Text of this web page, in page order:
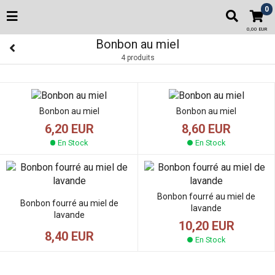
0
0,00 EUR
Bonbon au miel
4 produits
Bonbon au miel
6,20 EUR
En Stock
Bonbon au miel
8,60 EUR
En Stock
Bonbon fourré au miel de
lavande
8,40 EUR
Bonbon fourré au miel de
lavande
10,20 EUR
En Stock